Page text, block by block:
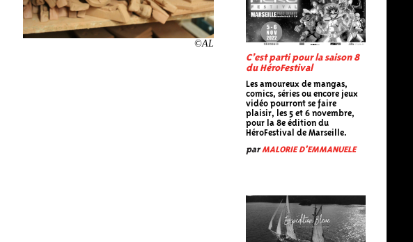
C’est parti pour la saison 8
du HéroFestival
Les amoureux de mangas,
comics, séries ou encore jeux
vidéo pourront se faire
plaisir, les 5 et 6 novembre,
pour la 8e édition du
HéroFestival de Marseille.
parMALORIE D'EMMANUELE
©AL